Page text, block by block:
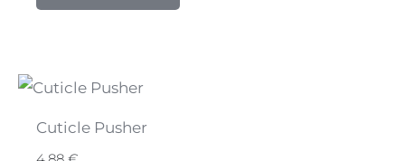
Cuticle Pusher